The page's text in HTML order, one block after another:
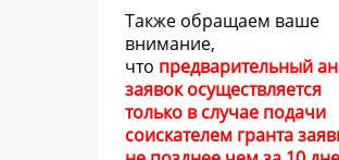
Также обращаем ваше
внимание,
что предварительный
заявок осуществляется
только в случае подачи
соискателем гранта